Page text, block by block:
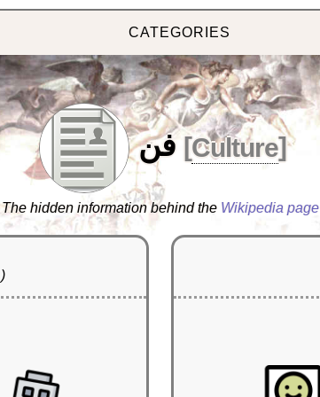
CATEGORIES
فن [Culture]
The hidden information behind the Wikipedia page
)